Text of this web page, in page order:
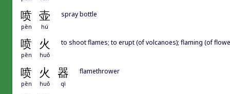
喷 壶
pēn hú
spray bottle
喷 火
pēn huǒ
to shoot flames; to erupt (of volcanoes); flaming (of
喷 火 器
pēn huǒ qì
flamethrower